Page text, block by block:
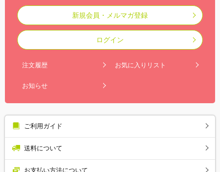
新規会員・メルマガ登録
ログイン
注文履歴 お気に入りリスト
お知らせ
ご利用ガイド
送料について
お支払い方法について